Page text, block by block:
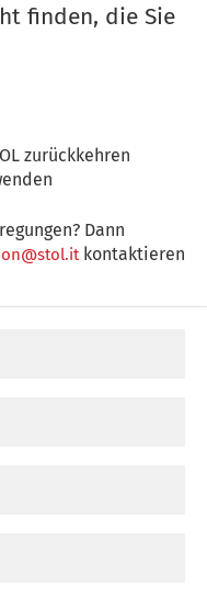
finden, die Sie
zurückkehren
Dann
kontaktieren